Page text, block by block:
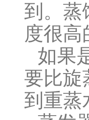
到。蒸
度很高
如果
要比旋
到重蒸